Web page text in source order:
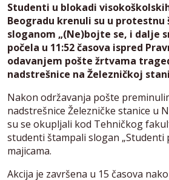
Studenti u blokadi
Beogradu krenuli su u protestnu
sloganom „(Ne)bojte se, i dalje
počela u 11:52 časova ispred
odavanjem pošte žrtvama
nadstrešnice na Železničkoj
Nakon održavanja pošte
nadstrešnice Železničke stanice u
su se okupljali kod Tehničkog
studenti štampali slogan „Studenti
majicama.
Akcija je završena u 15 časova